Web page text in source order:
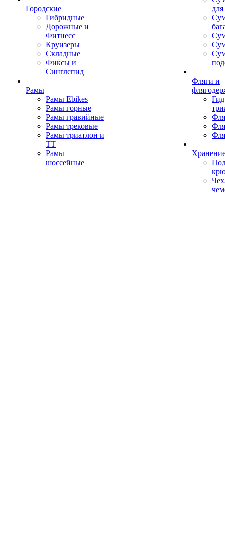
Городские
Гибридные
Дорожные и
Фитнесс
Круизеры
Складные
Фиксы и
Синглспид
Рамы
Рамы Ebikes
Рамы горные
Рамы гравийные
Рамы трековые
Рамы триатлон и
ТТ
Рамы
шоссейные
Фляги и